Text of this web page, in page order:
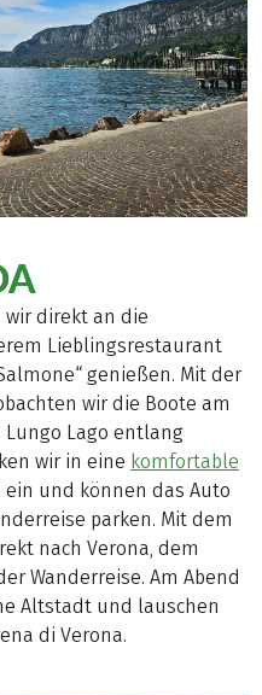
wir direkt an die
Lieblingsrestaurant
genießen. Mit der
wir die Boote am
Lungo Lago entlang
wir in eine komfortable
ein und können das Auto
parken. Mit dem
nach Verona, dem
Wanderreise. Am Abend
Altstadt und lauschen
di Verona.